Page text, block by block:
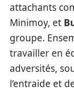
attachants
Minimoy, et
groupe.
travailler en
adversités,
l’entraide et